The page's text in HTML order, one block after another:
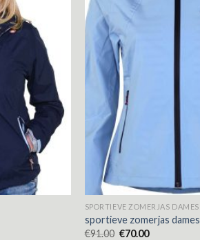
SPORTIEVE ZOMERJAS DAMES
sportieve zomerjas dames
€91.00 €70.00